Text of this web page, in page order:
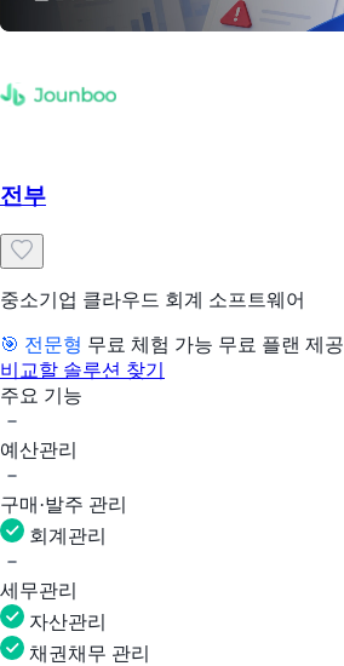
전부
중소기업 클라우드 회계 소프트웨어
🎯 전문형 무료 체험 가능 무료 플랜 제공
비교할 솔루션 찾기
주요 기능
예산관리
구매·발주 관리
회계관리
세무관리
자산관리
채권채무 관리